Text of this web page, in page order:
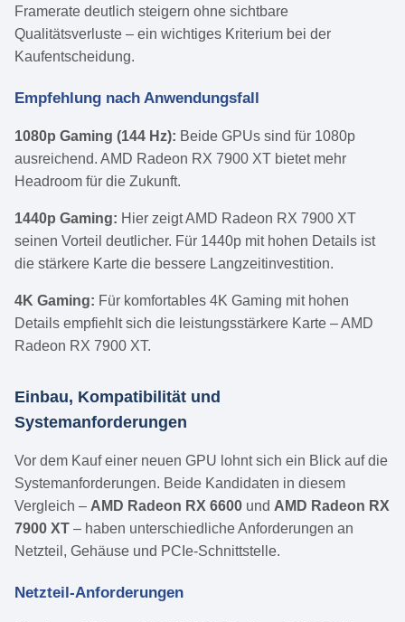
Framerate deutlich steigern ohne sichtbare
Qualitätsverluste – ein wichtiges Kriterium bei der
Kaufentscheidung.
Empfehlung nach Anwendungsfall
1080p Gaming (144 Hz): Beide GPUs sind für 1080p
ausreichend. AMD Radeon RX 7900 XT bietet mehr
Headroom für die Zukunft.
1440p Gaming: Hier zeigt AMD Radeon RX 7900 XT
seinen Vorteil deutlicher. Für 1440p mit hohen Details ist
die stärkere Karte die bessere Langzeitinvestition.
4K Gaming: Für komfortables 4K Gaming mit hohen
Details empfiehlt sich die leistungsstärkere Karte – AMD
Radeon RX 7900 XT.
Einbau, Kompatibilität und
Systemanforderungen
Vor dem Kauf einer neuen GPU lohnt sich ein Blick auf die
Systemanforderungen. Beide Kandidaten in diesem
Vergleich – AMD Radeon RX 6600 und AMD Radeon RX
7900 XT – haben unterschiedliche Anforderungen an
Netzteil, Gehäuse und PCIe-Schnittstelle.
Netzteil-Anforderungen